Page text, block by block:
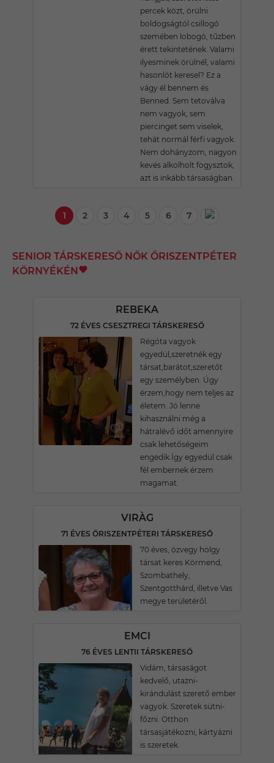
percek közt, örülni
boldogságtól csillogó
szemében lobogó, tűzben
érett tekintetének. Valami
ilyesminek örülnél, valami
hasonlót keresel? Ez a
vágy él bennem és
Benned. Sem tetoválva
nem vagyok, sem
piercinget sem viselek,
tehát normál férfi vagyok.
Nem dohányzom, nagyon
kevés alkolholt fogysztok,
azt is inkább társaságban.
1 2 3 4 5 6 7
SENIOR TÁRSKERESŐ NŐK ŐRISZENTPÉTER
KÖRNYÉKÉN
REBEKA
72 ÉVES CSESZTREGI TÁRSKERESŐ
Régóta vagyok
egyedül,szeretnék egy
társat,barátot,szeretőt
egy személyben. Úgy
érzem,hogy nem teljes az
életem. Jó lenne
kihasználni még a
hátralévő időt amennyire
csak lehetőségeim
engedik.Így egyedül csak
fél embernek érzem
magamat.
VIRÀG
71 ÉVES ŐRISZENTPÉTERI TÁRSKERESŐ
70 éves, özvegy hölgy
társat keres Körmend,
Szombathely,
Szentgotthárd, illetve Vas
megye területéről.
EMCI
76 ÉVES LENTII TÁRSKERESŐ
Vidám, társaságot
kedvelő, utazni-
kirándulást szerető ember
vagyok. Szeretek sütni-
főzni. Otthon
társasjátékozni, kártyázni
is szeretek.